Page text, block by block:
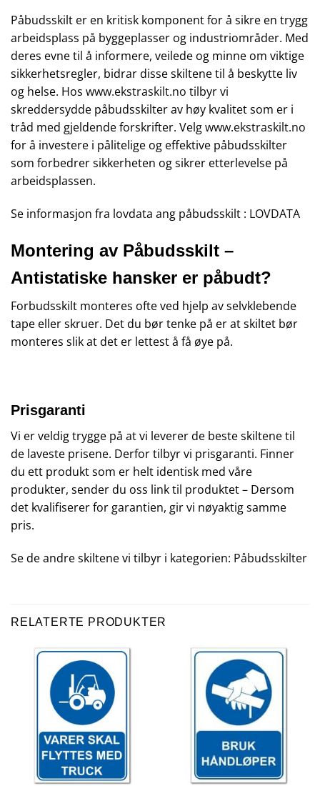
Påbudsskilt er en kritisk komponent for å sikre en trygg
arbeidsplass på byggeplasser og industriområder. Med
deres evne til å informere, veilede og minne om viktige
sikkerhetsregler, bidrar disse skiltene til å beskytte liv
og helse. Hos www.ekstraskilt.no tilbyr vi
skreddersydde påbudsskilter av høy kvalitet som er i
tråd med gjeldende forskrifter. Velgwww.ekstraskilt.no
for å investere i pålitelige og effektive påbudsskilter
som forbedrer sikkerheten og sikrer etterlevelse på
arbeidsplassen.
Se informasjon fra lovdata ang påbudsskilt : LOVDATA
Montering av Påbudsskilt –
Antistatiske hansker er påbudt?
Forbudsskilt monteres ofte ved hjelp av selvklebende
tape eller skruer. Det du bør tenke på er at skiltet bør
monteres slik at det er lettest å få øye på.
Prisgaranti
Vi er veldig trygge på at vi leverer de beste skiltene til
de laveste prisene. Derfor tilbyr vi prisgaranti. Finner
du ett produkt som er helt identisk med våre
produkter, sender du oss link til produktet – Dersom
det kvalifiserer for garantien, gir vi nøyaktig samme
pris.
Se de andre skiltene vi tilbyr i kategorien: Påbudsskilter
RELATERTE PRODUKTER